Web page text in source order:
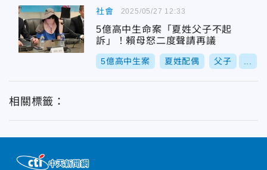
社會
5億高中生命案「夏姓父子不起
訴」！賴母怒二度聲請再議
5億高中生案 夏姓配偶 父子
2025/05/27 12:33
相關標籤：